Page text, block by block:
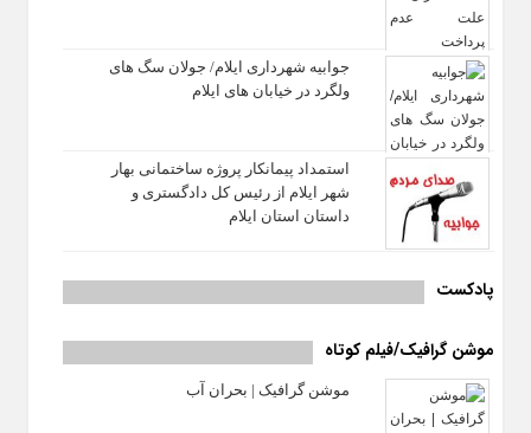
جوابیه شهرداری ایلام/ جولان سگ های
ولگرد در خیابان های ایلام
استمداد پیمانکار پروژه ساختمانی بهار
شهر ایلام از رئیس کل دادگستری و
داستان استان ایلام
پادکست
موشن گرافیک/فیلم کوتاه
موشن گرافیک | بحران آب